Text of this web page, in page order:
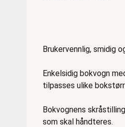
Beskrivelse
Brukervennlig, smidig
Enkelsidig bokvogn
tilpasses ulike
Bokvognens
som skal håndteres.